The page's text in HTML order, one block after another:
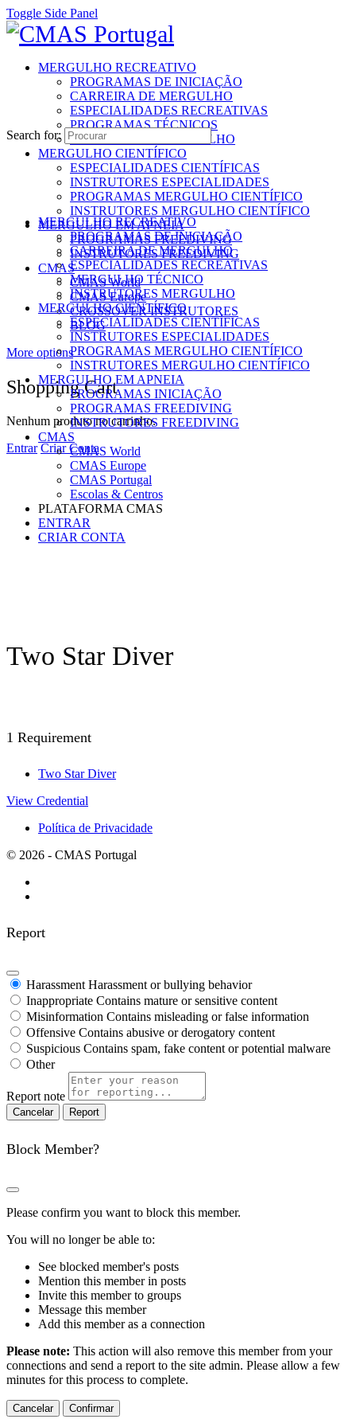
Toggle Side Panel
MERGULHO RECREATIVO
PROGRAMAS DE INICIAÇÃO
CARREIRA DE MERGULHO
ESPECIALIDADES RECREATIVAS
PROGRAMAS TÉCNICOS
INSTRUTORES MERGULHO
MERGULHO CIENTÍFICO
ESPECIALIDADES CIENTÍFICAS
INSTRUTORES ESPECIALIDADES
PROGRAMAS MERGULHO CIENTÍFICO
INSTRUTORES MERGULHO CIENTÍFICO
MERGULHO EM APNEIA
PROGRAMAS FREEDIVING
INSTRUTORES FREEDIVING
CMAS
CMAS World
CMAS Europe
CROSSOVER INSTRUTORES
BLOG
More options
Shopping Cart
Nenhum produto no carrinho.
Entrar Criar Conta
Search for:
MERGULHO RECREATIVO
PROGRAMAS DE INICIAÇÃO
CARREIRA DE MERGULHO
ESPECIALIDADES RECREATIVAS
MERGULHO TÉCNICO
INSTRUTORES MERGULHO
MERGULHO CIENTÍFICO
ESPECIALIDADES CIENTÍFICAS
INSTRUTORES ESPECIALIDADES
PROGRAMAS MERGULHO CIENTÍFICO
INSTRUTORES MERGULHO CIENTÍFICO
MERGULHO EM APNEIA
PROGRAMAS INICIAÇÃO
PROGRAMAS FREEDIVING
INSTRUTORES FREEDIVING
CMAS
CMAS World
CMAS Europe
CMAS Portugal
Escolas & Centros
PLATAFORMA CMAS
ENTRAR
CRIAR CONTA
Two Star Diver
1 Requirement
Two Star Diver
View Credential
Política de Privacidade
© 2026 - CMAS Portugal
Report
Harassment Harassment or bullying behavior
Inappropriate Contains mature or sensitive content
Misinformation Contains misleading or false information
Offensive Contains abusive or derogatory content
Suspicious Contains spam, fake content or potential malware
Other
Report note
Report
Block Member?
Please confirm you want to block this member.
You will no longer be able to:
See blocked member's posts
Mention this member in posts
Invite this member to groups
Message this member
Add this member as a connection
Please note: This action will also remove this member from your
connections and send a report to the site admin. Please allow a few
minutes for this process to complete.
Confirmar